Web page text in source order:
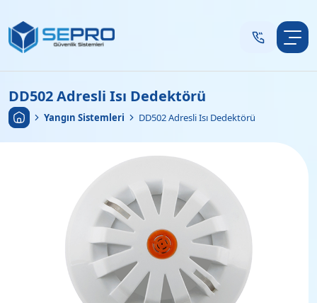
DD502 Adresli Isı Dedektörü
AnasayfaYangın Sistemleri DD502 Adresli Isı Dedektörü